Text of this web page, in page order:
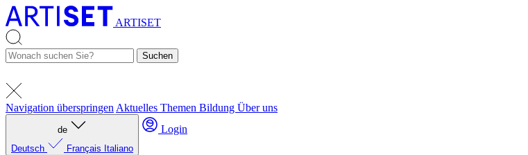
ARTISET
Suchen
Navigation überspringen Aktuelles Themen Bildung Über uns
de
Deutsch
Français Italiano
Login